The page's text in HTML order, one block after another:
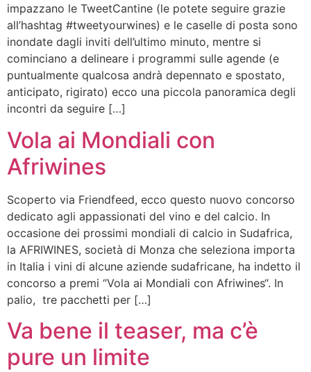
impazzano le TweetCantine (le potete seguire grazie
all’hashtag #tweetyourwines) e le caselle di posta sono
inondate dagli inviti dell’ultimo minuto, mentre si
cominciano a delineare i programmi sulle agende (e
puntualmente qualcosa andrà depennato e spostato,
anticipato, rigirato) ecco una piccola panoramica degli
incontri da seguire […]
Vola ai Mondiali con
Afriwines
Scoperto via Friendfeed, ecco questo nuovo concorso
dedicato agli appassionati del vino e del calcio. In
occasione dei prossimi mondiali di calcio in Sudafrica,
la AFRIWINES, società di Monza che seleziona importa
in Italia i vini di alcune aziende sudafricane, ha indetto il
concorso a premi “Vola ai Mondiali con Afriwines“. In
palio, tre pacchetti per […]
Va bene il teaser, ma c’è
pure un limite